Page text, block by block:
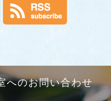
へのお問い合わせ